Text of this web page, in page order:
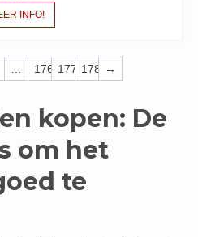
INFO!
176 177 178 →
kopen: De
om het
te